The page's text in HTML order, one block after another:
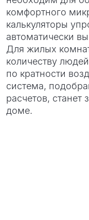
комфортного
калькуляторы
автоматически
Для жилых
количеству
по кратности
система,
расчетов,
доме.